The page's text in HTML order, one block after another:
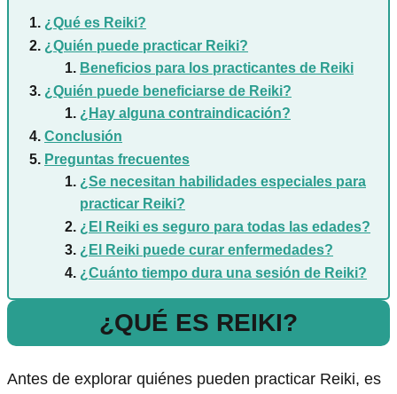
¿Qué es Reiki?
¿Quién puede practicar Reiki?
Beneficios para los practicantes de Reiki
¿Quién puede beneficiarse de Reiki?
¿Hay alguna contraindicación?
Conclusión
Preguntas frecuentes
¿Se necesitan habilidades especiales para
practicar Reiki?
¿El Reiki es seguro para todas las edades?
¿El Reiki puede curar enfermedades?
¿Cuánto tiempo dura una sesión de Reiki?
¿QUÉ ES REIKI?
Antes de explorar quiénes pueden practicar Reiki, es